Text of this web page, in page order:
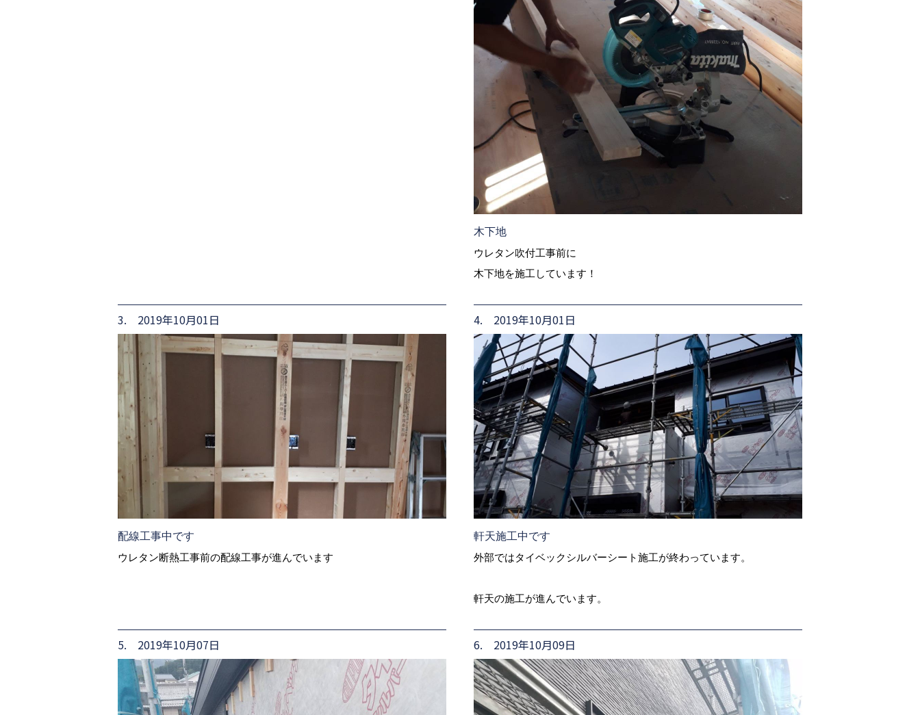
木下地
ウレタン吹付工事前に
木下地を施工しています！
3. 2019年10月01日
配線工事中です
ウレタン断熱工事前の配線工事が進んでいます
4. 2019年10月01日
軒天施工中です
外部ではタイベックシルバーシート施工が終わっています。
軒天の施工が進んでいます。
5. 2019年10月07日 6. 2019年10月09日